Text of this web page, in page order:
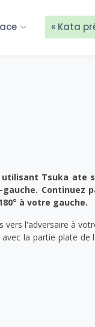
« Kata
Tsuka ate
Continuez
à votre gauche.
l'adversaire à
la partie plate